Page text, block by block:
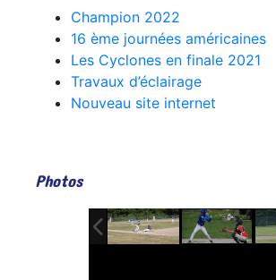
Champion 2022
16 ème journées américaines
Les Cyclones en finale 2021
Travaux d’éclairage
Nouveau site internet
Photos